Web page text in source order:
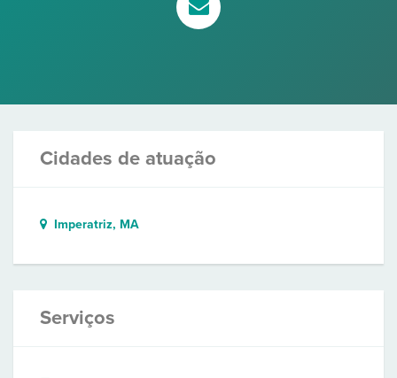
Cidades de atuação
Imperatriz, MA
Serviços